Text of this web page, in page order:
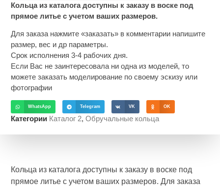
Кольца из каталога доступны к заказу в воске под
прямое литье с учетом ваших размеров.
Для заказа нажмите «заказать» в комментарии напишите
размер, вес и др параметры.
Срок исполнения 3-4 рабочих дня.
Если Вас не заинтересовала ни одна из моделей, то
можете заказать моделирование по своему эскизу или
фотографии
WhatsApp Telegram VK OK
Категории Каталог 2,Обручальные кольца
Кольца из каталога доступны к заказу в воске под
прямое литье с учетом ваших размеров. Для заказа